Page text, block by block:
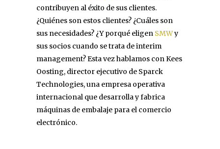
contribuyen al éxito de sus clientes.
¿Quiénes son estos clientes? ¿Cuáles son
sus necesidades? ¿Y porqué eligen SMWy
sus socios cuando se trata de interim
management? Esta vez hablamos con Kees
Oosting, director ejecutivo de Sparck
Technologies, una empresa operativa
internacional que desarrolla y fabrica
máquinas de embalaje para el comercio
electrónico.